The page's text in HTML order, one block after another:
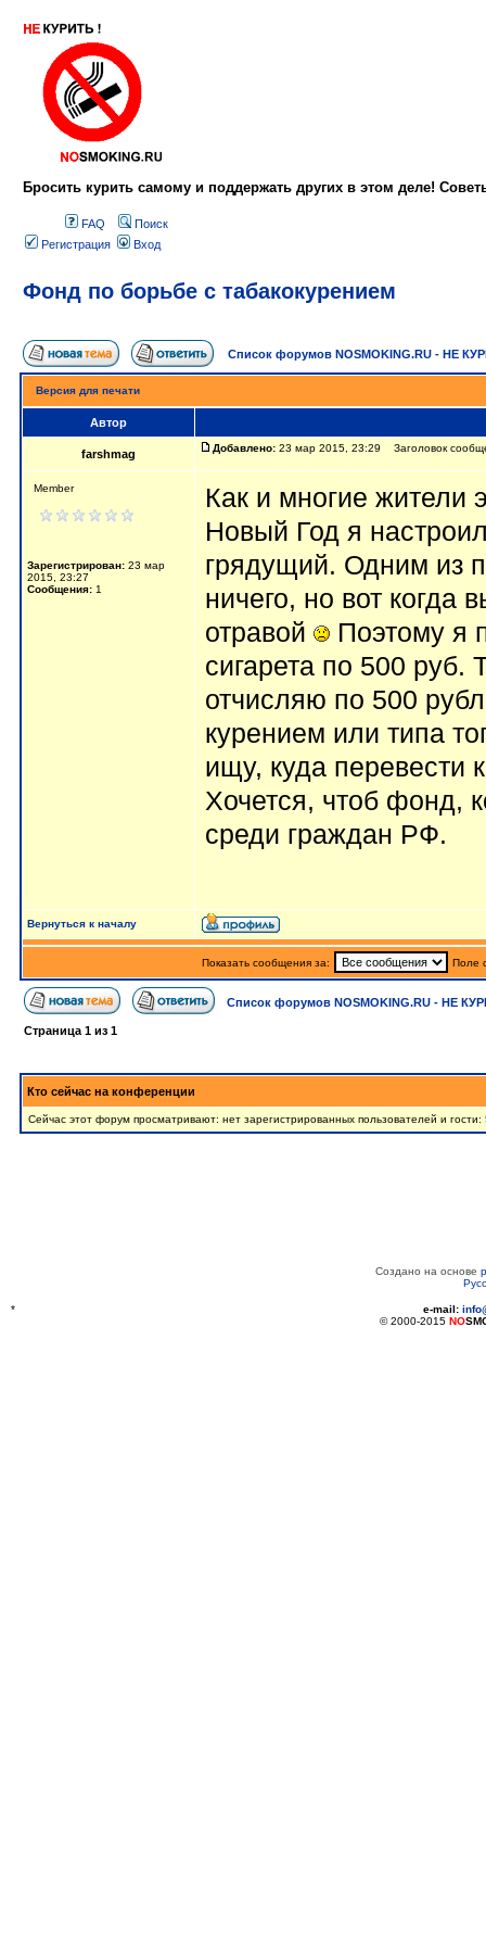
Бросить курить самому и поддержать других в этом деле!
FAQ
Поиск
Регистрация
Вход
Фонд по борьбе с табакокурением
Список форумов NOSMOKING.RU - НЕ
Версия для печати
Автор
farshmag Добавлено: 23 мар 2015, 23:29 Заголовок
Member
Зарегистрирован: 23 мар
2015, 23:27
Сообщения: 1
Как и многие жители
Новый Год я
грядущий. Одним из
ничего, но вот когда
отравой
Поэтому я
сигарета по 500 руб.
отчисляю по 500
курением или типа
ищу, куда перевести
Хочется, чтоб фонд,
среди граждан РФ.
Вернуться к началу
Показать сообщения за: Поле
Список форумов NOSMOKING.RU - НЕ
Страница 1 из 1
Кто сейчас на конференции
Сейчас этот форум просматривают: нет зарегистрированных пользователей и гости:
Создано на основе
* e-mail:
© 2000-2015 NO